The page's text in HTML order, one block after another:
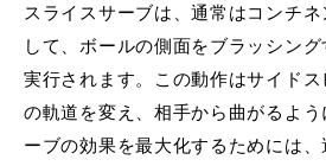
スライスサーブは、通常はコンチ
して、ボールの側面をブラッシン
実行されます。この動作はサイド
の軌道を変え、相手から曲がるよ
ーブの効果を最大化するためには